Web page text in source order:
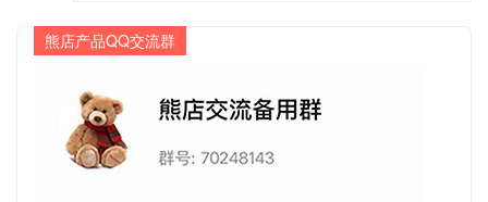
熊店产品QQ交流群